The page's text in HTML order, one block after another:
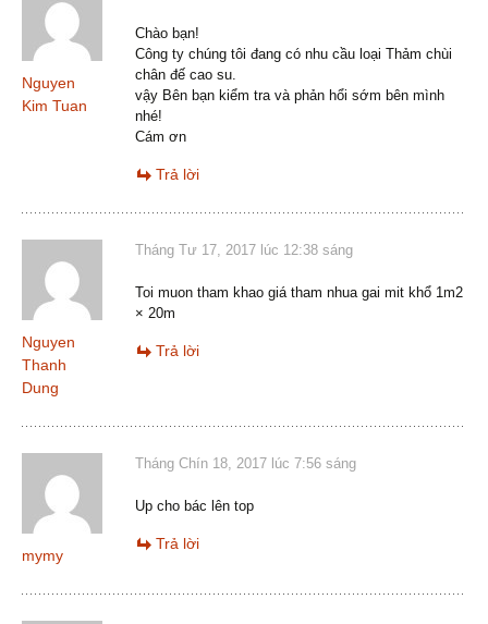
Nguyen
Kim Tuan
Chào bạn!
Công ty chúng tôi đang có nhu cầu loại Thảm chùi
chân đế cao su.
vậy Bên bạn kiểm tra và phản hổi sớm bên mình
nhé!
Cám ơn
Trả lời
Nguyen
Thanh
Dung
Tháng Tư 17, 2017 lúc 12:38 sáng
Toi muon tham khao giá tham nhua gai mit khổ 1m2
× 20m
Trả lời
mymy
Tháng Chín 18, 2017 lúc 7:56 sáng
Up cho bác lên top
Trả lời